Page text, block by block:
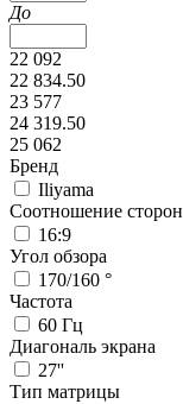
До
22 092
22 834.50
23 577
24 319.50
25 062
Бренд
Iliyama
Соотношение сторон
16:9
Угол обзора
170/160 °
Частота
60 Гц
Диагональ экрана
27''
Тип матрицы